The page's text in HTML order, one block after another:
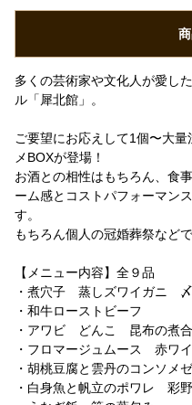
多くの芸術家や文化人が愛し
ル「犀北館」。
ご要望にお応えして1個〜大
メBOXが登場！
お酒との相性はもちろん、食
ーム感とコストパフォーマン
す。
もちろん個人の冠婚葬祭など
【メニュー内容】全９品
・煮穴子 蒸しズワイガニ
・和牛ローストビーフ
・アワビ どんこ 昆布の煮
・フロマージュムース 赤ワ
・胡桃豆腐と雲丹のコンソメ
・白身魚と帆立のポワレ 彩